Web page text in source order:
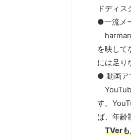
ドディス
●一流メ
harman
を映して
には足り
● 動画ア
す。
ば、年齢
TVer